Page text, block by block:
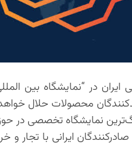
پس از ۱۴ سال برپایی پاویون ملی ایران در
محصولات حلال
برگزار می‌شود، بزرگ‌ترین
ایرانی با تجار و